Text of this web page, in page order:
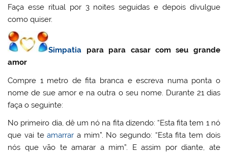
Faça esse ritual por 3 noites seguidas e depois divulgue
como quiser.
Simpatia para para casar com seu grande
amor
Compre 1 metro de fita branca e escreva numa ponta o
nome de sue amor e na outra o seu nome. Durante 21 dias
faça o seguinte:
No primeiro dia, dê um nó na fita dizendo: “Esta fita tem 1 nó
que vai teamarrar a mim”. No segundo: “Esta fita tem dois
nós que vão te amarar a mim”. E assim por diante, ate